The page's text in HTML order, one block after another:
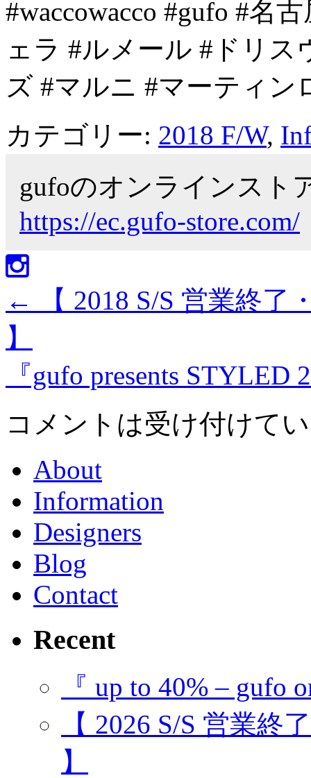
#waccowacco #gufo #名
ェラ #ルメール #ドリ
ズ #マルニ #マーティ
カテゴリー: 2018 F/W,
gufoのオンラインスト
https://ec.gufo-store.com/
←
【 2018 S/S 営業終
】
『gufo presents STYLED
コメントは受け付けて
About
Information
Designers
Blog
Contact
Recent
『 up to 40% – gufo
【 2026 S/S 営業終
】